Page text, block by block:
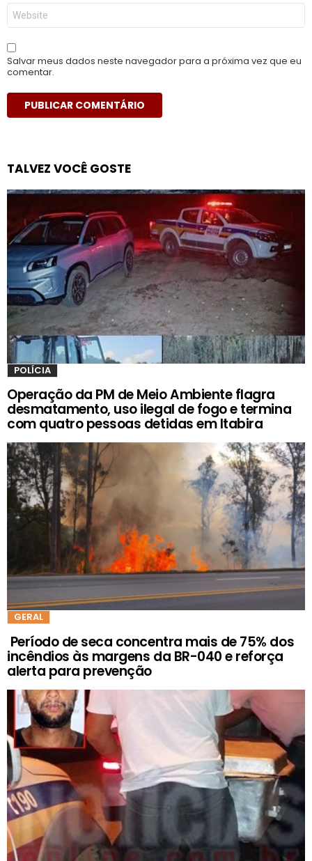
Site
Salvar meus dados neste navegador para a próxima vez que eu
comentar.
TALVEZ VOCÊ GOSTE
POLÍCIA
Operação da PM de Meio Ambiente flagra
desmatamento, uso ilegal de fogo e termina
com quatro pessoas detidas em Itabira
GERAL
Período de seca concentra mais de 75% dos
incêndios às margens da BR-040 e reforça
alerta para prevenção